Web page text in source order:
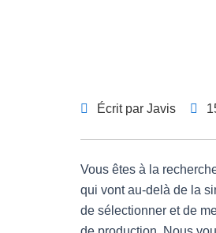
Écrit par Javis
Vous êtes à la
qui vont au-delà de la
de sélectionner et de